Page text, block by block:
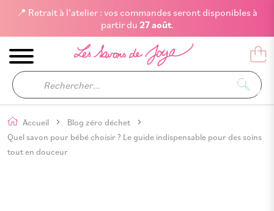
📍 Retrait à l’atelier : vos commandes seront disponibles à
partir du 27 août.
Accueil
Blog zéro déchet
Quel savon pour bébé choisir ? Le guide indispensable pour des soins
tout en douceur